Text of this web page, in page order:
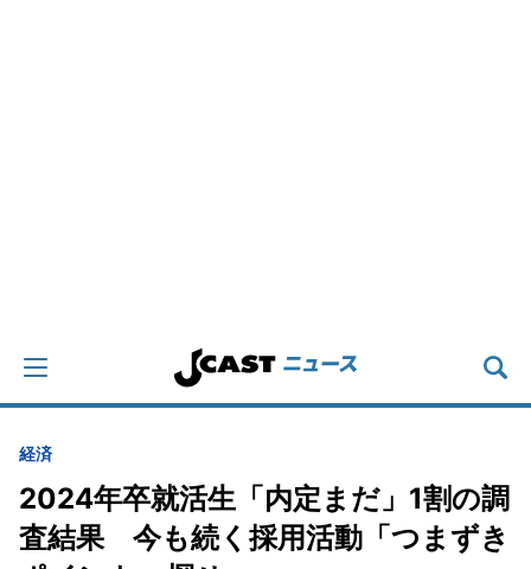
経済
2024年卒就活生「内定まだ」1割の調
査結果 今も続く採用活動「つまずき